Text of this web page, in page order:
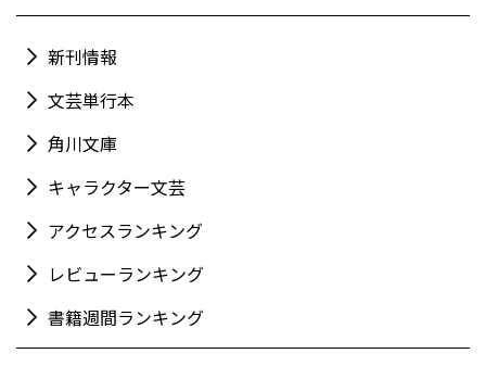
新刊情報
文芸単行本
角川文庫
キャラクター文芸
アクセスランキング
レビューランキング
書籍週間ランキング